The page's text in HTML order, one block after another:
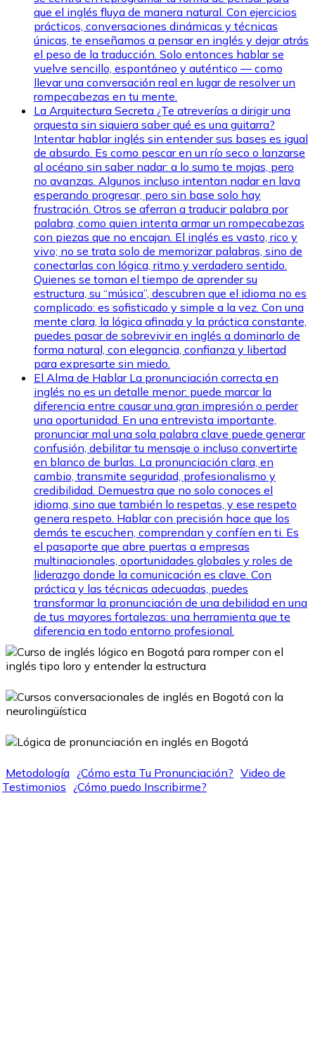
que el inglés fluya de manera natural. Con ejercicios
prácticos, conversaciones dinámicas y técnicas
únicas, te enseñamos a pensar en inglés y dejar atrás
el peso de la traducción. Solo entonces hablar se
vuelve sencillo, espontáneo y auténtico — como
llevar una conversación real en lugar de resolver un
rompecabezas en tu mente.
La Arquitectura Secreta ¿Te atreverías a dirigir una
orquesta sin siquiera saber qué es una guitarra?
Intentar hablar inglés sin entender sus bases es igual
de absurdo. Es como pescar en un río seco o lanzarse
al océano sin saber nadar: a lo sumo te mojas, pero
no avanzas. Algunos incluso intentan nadar en lava
esperando progresar, pero sin base solo hay
frustración. Otros se aferran a traducir palabra por
palabra, como quien intenta armar un rompecabezas
con piezas que no encajan. El inglés es vasto, rico y
vivo; no se trata solo de memorizar palabras, sino de
conectarlas con lógica, ritmo y verdadero sentido.
Quienes se toman el tiempo de aprender su
estructura, su “música”, descubren que el idioma no es
complicado: es sofisticado y simple a la vez. Con una
mente clara, la lógica afinada y la práctica constante,
puedes pasar de sobrevivir en inglés a dominarlo de
forma natural, con elegancia, confianza y libertad
para expresarte sin miedo.
El Alma de Hablar La pronunciación correcta en
inglés no es un detalle menor: puede marcar la
diferencia entre causar una gran impresión o perder
una oportunidad. En una entrevista importante,
pronunciar mal una sola palabra clave puede generar
confusión, debilitar tu mensaje o incluso convertirte
en blanco de burlas. La pronunciación clara, en
cambio, transmite seguridad, profesionalismo y
credibilidad. Demuestra que no solo conoces el
idioma, sino que también lo respetas, y ese respeto
genera respeto. Hablar con precisión hace que los
demás te escuchen, comprendan y confíen en ti. Es
el pasaporte que abre puertas a empresas
multinacionales, oportunidades globales y roles de
liderazgo donde la comunicación es clave. Con
práctica y las técnicas adecuadas, puedes
transformar la pronunciación de una debilidad en una
de tus mayores fortalezas: una herramienta que te
diferencia en todo entorno profesional.
Metodología ¿Cómo esta Tu Pronunciación? Video de
Testimonios ¿Cómo puedo Inscribirme?